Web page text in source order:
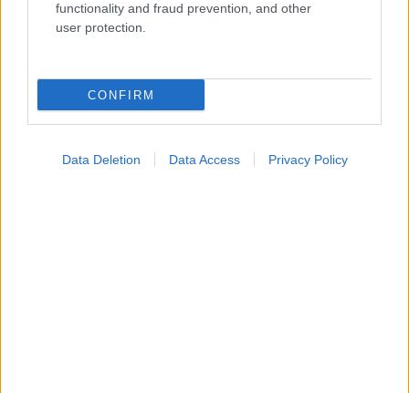
functionality and fraud prevention, and other
user protection.
CONFIRM
Data Deletion Data Access Privacy Policy